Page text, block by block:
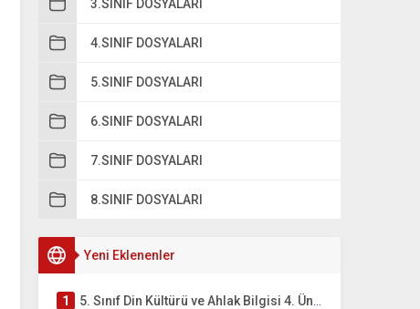
3.SINIF DOSYALARI
4.SINIF DOSYALARI
5.SINIF DOSYALARI
6.SINIF DOSYALARI
7.SINIF DOSYALARI
8.SINIF DOSYALARI
Yeni Eklenenler
1 5. Sınıf Din Kültürü ve Ahlak Bilgisi 4. Ünite: Peygamber Kıssaları Çalışmaları